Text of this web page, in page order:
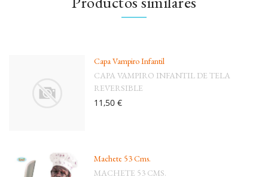
Capa Vampiro Infantil
CAPA VAMPIRO INFANTIL DE TELA
REVERSIBLE
11,50 €
Machete 53 Cms.
MACHETE 53 CMS.